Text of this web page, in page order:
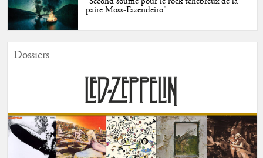
paire Moss-Fazendeiro"
Dossiers